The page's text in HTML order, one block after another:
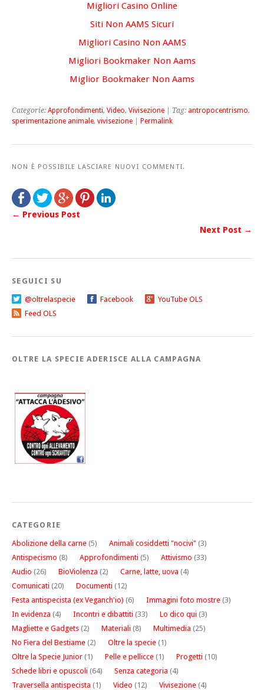
Migliori Casino Online
Siti Non AAMS Sicuri
Migliori Casino Non AAMS
Migliori Bookmaker Non Aams
Miglior Bookmaker Non Aams
Categorie: Approfondimenti, Video, Vivisezione | Tag: antropocentrismo,
sperimentazione animale, vivisezione Permalink
NON È POSSIBILE LASCIARE NUOVI COMMENTI.
← Previous Post
Next Post →
SEGUICI SU
@oltrelaspecie Facebook
YouTube OLS
Feed OLS
OLTRE LA SPECIE ADERISCE ALLA CAMPAGNA
CATEGORIE
Abolizione della carne (5) Animali cosiddetti "nocivi" (3)
Antispecismo (8) Approfondimenti (5) Attivismo (33)
Audio (26) BioViolenza (2) Carne, latte, uova (4)
Comunicati (20) Documenti (12)
Festa antispecista (ex Veganch'io) (6) Immagini foto mostre (3)
In evidenza (4) Incontri e dibattiti (33) Lo dico qui (3)
Magliette e Gadgets (2) Materiali (8) Multimedia (25)
No Fiera del Bestiame (2) Oltre la specie (1)
Oltre la Specie Junior (1) Pelle e pellicce (1) Progetti (10)
Schede libri e opuscoli (64) Senza categoria (4)
Traversella antispecista (1) Video (12) Vivisezione (4)